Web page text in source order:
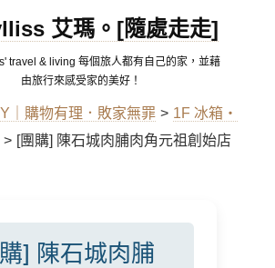
艾瑪。[隨處走走]
travel & living 每個旅人都有自己的家，並藉
由旅行來感受家的美好！
｜購物有理．敗家無罪 > 1F 冰箱‧
> [團購] 陳石城肉脯肉角元祖創始店
] 陳石城肉脯